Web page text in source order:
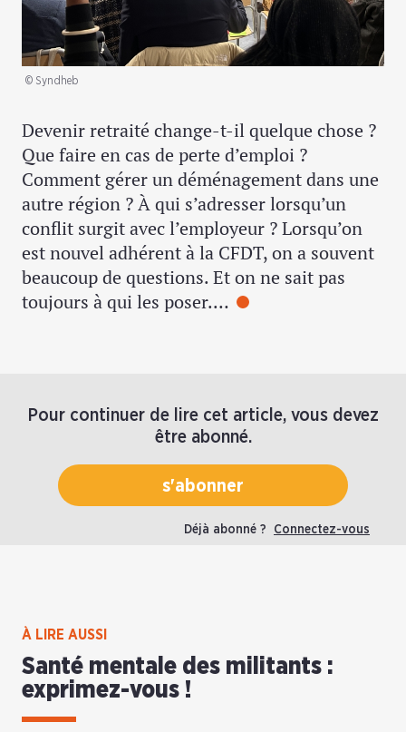
© Syndheb
Devenir retraité change-t-il quelque chose ?
Que faire en cas de perte d’emploi ?
Comment gérer un déménagement dans une
autre région ? À qui s’adresser lorsqu’un
conflit surgit avec l’employeur ? Lorsqu’on
est nouvel adhérent à la CFDT, on a souvent
beaucoup de questions. Et on ne sait pas
toujours à qui les poser.…
Pour continuer de lire cet article, vous devez
être abonné.
s'abonner
Déjà abonné ? Connectez-vous
À LIRE AUSSI
Santé mentale des militants :
exprimez-vous !